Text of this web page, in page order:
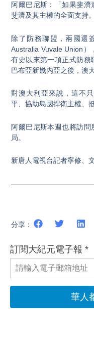
阿爾巴尼斯：「如果斐
斐濟及其主權的全面支持。
除了防務聯盟，兩國還
Australia Vuvale Union
有史以來第一項正式防務
巴布亞新幾內亞之後，澳
對澳大利亞來說，這不
平、協助島國捍衛主權、
阿爾巴尼斯本週也將訪問
局。
新唐人電視台記者寧修、
分享：